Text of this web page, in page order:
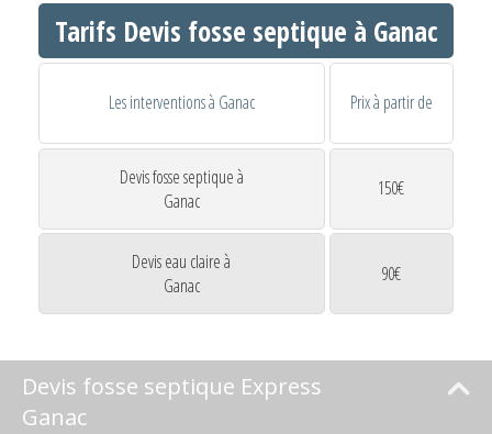
Tarifs Devis fosse septique à Ganac
Les interventions à Ganac Prix à partir de
Devis fosse septique à
Ganac
150€
Devis eau claire à
Ganac
90€
Devis fosse septique Express
Ganac